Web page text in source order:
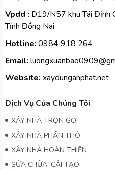
Vpdd : D19/N57 khu Tái Định
Tỉnh Đồng Nai
Hotline: 0984 918 264
Email:
Website: xaydunganphat.net
Dịch Vụ Của Chúng Tôi
XÂY NHÀ TRỌN GÓI
XÂY NHÀ PHẦN THÔ
XÂY NHÀ HOÀN THIỆN
SỬA CHỮA, CẢI TẠO